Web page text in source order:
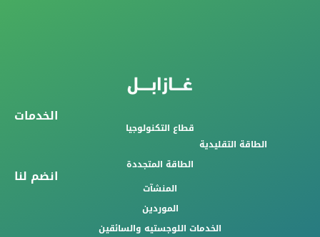
الخدمات
قطاع التكنولوجيا
الطاقة التقليدية
الطاقة المتجددة
انضم لنا
المنشآت
الموردين
الخدمات اللوجستيه والسائقين